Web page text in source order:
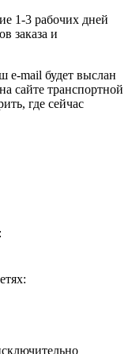
1-3 рабочих дней
заказа и
e-mail будет выслан
сайте транспортной
где сейчас